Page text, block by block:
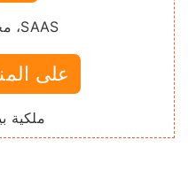
SAAS، مجاني إلى الأبد
على
ملكية بيانات